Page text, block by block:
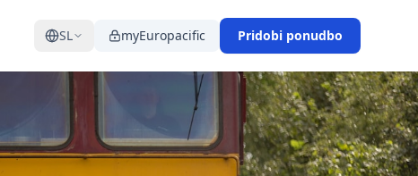
SL myEuropacific Pridobi ponudbo